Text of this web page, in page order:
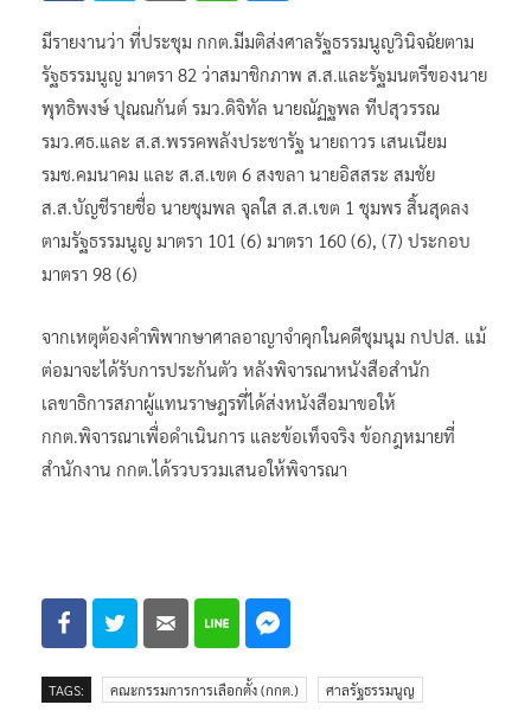
มีรายงานว่า ที่ประชุม กกต.มีมติส่งศาลรัฐธรรมนูญวินิจฉัยตาม
รัฐธรรมนูญ มาตรา 82 ว่าสมาชิกภาพ ส.ส.และรัฐมนตรีของนาย
พุทธิพงษ์ ปุณณกันต์ รมว.ดิจิทัล นายณัฏฐพล ทีปสุวรรณ
รมว.ศธ.และ ส.ส.พรรคพลังประชารัฐ นายถาวร เสนเนียม
รมช.คมนาคม และ ส.ส.เขต 6 สงขลา นายอิสสระ สมชัย
ส.ส.บัญชีรายชื่อ นายชุมพล จุลใส ส.ส.เขต 1 ชุมพร สิ้นสุดลง
ตามรัฐธรรมนูญ มาตรา 101 (6) มาตรา 160 (6), (7) ประกอบ
มาตรา 98 (6)
จากเหตุต้องคำพิพากษาศาลอาญาจำคุกในคดีชุมนุม กปปส. แม้
ต่อมาจะได้รับการประกันตัว หลังพิจารณาหนังสือสำนัก
เลขาธิการสภาผู้แทนราษฎรที่ได้ส่งหนังสือมาขอให้
กกต.พิจารณาเพื่อดำเนินการ และข้อเท็จจริง ข้อกฎหมายที่
สำนักงาน กกต.ได้รวบรวมเสนอให้พิจารณา
TAGS: คณะกรรมการการเลือกตั้ง (กกต.) ศาลรัฐธรรมนูญ